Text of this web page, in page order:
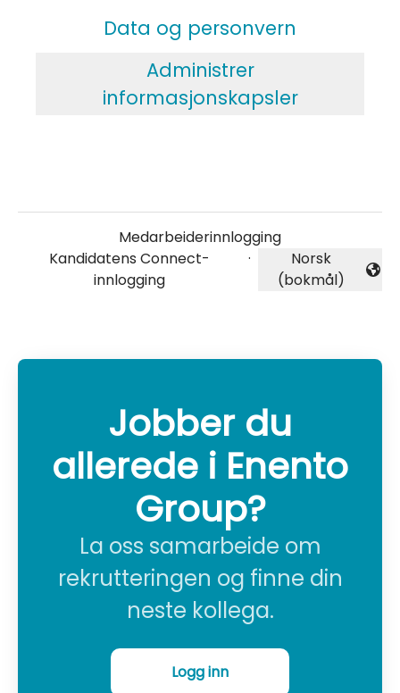
Data og personvern
Administrer
informasjonskapsler
Medarbeiderinnlogging
Kandidatens Connect-
innlogging
·
Endre språk
Norsk
(bokmål)
Jobber du
allerede i Enento
Group?
La oss samarbeide om
rekrutteringen og finne din
neste kollega.
Logg inn